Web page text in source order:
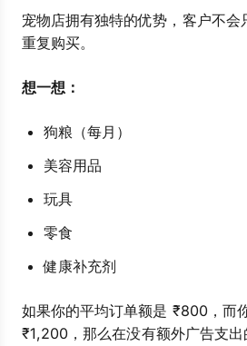
宠物店拥有独特的优势，客户不会
重复购买。
想一想：
狗粮（每月）
美容用品
玩具
零食
健康补充剂
如果你的平均订单额是 ₹800，而
₹1,200，那么在没有额外广告支